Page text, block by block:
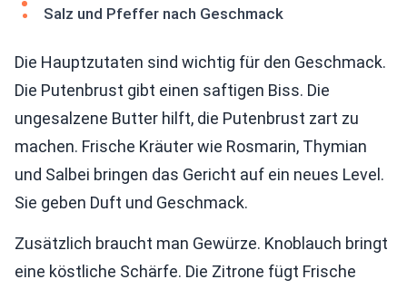
Salz und Pfeffer nach Geschmack
Die Hauptzutaten sind wichtig für den Geschmack.
Die Putenbrust gibt einen saftigen Biss. Die
ungesalzene Butter hilft, die Putenbrust zart zu
machen. Frische Kräuter wie Rosmarin, Thymian
und Salbei bringen das Gericht auf ein neues Level.
Sie geben Duft und Geschmack.
Zusätzlich braucht man Gewürze. Knoblauch bringt
eine köstliche Schärfe. Die Zitrone fügt Frische